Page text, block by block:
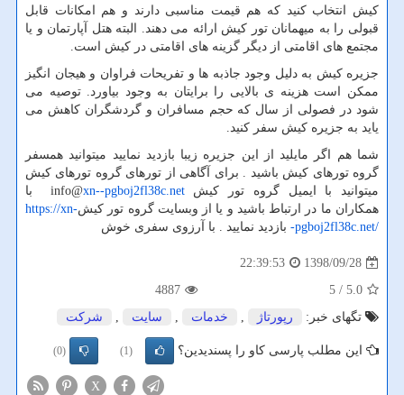
کیش انتخاب کنید که هم قیمت مناسبی دارند و هم امکانات قابل
قبولی را به میهمانان تور کیش ارائه می دهند. البته هتل آپارتمان و یا
مجتمع های اقامتی از دیگر گزینه های اقامتی در کیش است.
جزیره کیش به دلیل وجود جاذبه ها و تفریحات فراوان و هیجان انگیز
ممکن است هزینه ی بالایی را برایتان به وجود بیاورد. توصیه می
شود در فصولی از سال که حجم مسافران و گردشگران کاهش می
یاید به جزیره کیش سفر کنید.
شما هم اگر مایلید از این جزیره زیبا بازدید نمایید میتوانید همسفر
گروه تورهای کیش باشید . برای آگاهی از تورهای گروه تورهای کیش
میتوانید با ایمیل گروه تور کیش
info@xn--pgboj2fl38c.net
با
همکاران ما در ارتباط باشید و یا از وبسایت گروه تور کیشhttps://xn-
-pgboj2fl38c.net/ بازدید نمایید . با آرزوی سفری خوش
1398/09/28
22:39:53
5.0
/ 5
4887
تگهای خبر:
رپورتاژ , خدمات , سایت , شركت
این مطلب پارسی کاو را پسندیدین؟ (1)
(0)
X